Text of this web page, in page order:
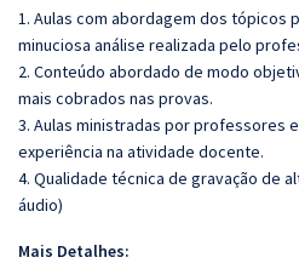
1. Aulas com abordagem dos tópicos
minuciosa análise realizada pelo
2. Conteúdo abordado de modo
mais cobrados nas provas.
3. Aulas ministradas por professores
experiência na atividade docente.
4. Qualidade técnica de gravação de
áudio)
Mais Detalhes: